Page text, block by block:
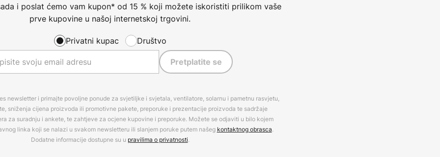
i poslat ćemo vam kupon* od 15 % koji možete iskoristiti prilikom vaše
prve kupovine u našoj internetskoj trgovini.
Privatni kupac Društvo
Pretplatite se
newsletter i primajte povoljne ponude za svjetiljke i svjetala, ventilatore, solarnu i pametnu rasvjetu,
sniženja cijena proizvoda ili promotivne pakete, preporuke i prezentacije proizvoda te sadržaje
za suradnju i ankete, te zahtjeve za ocjene kupovine i preporuke. Možete se odjaviti u bilo kojem
linka koji se nalazi u svakom newsletteru ili slanjem poruke putem našeg kontaktnog obrasca.
Dodatne informacije dostupne su u pravilima o privatnosti.